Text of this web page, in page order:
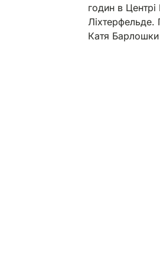
годин в
Катя